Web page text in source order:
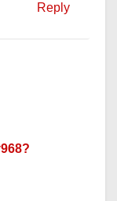
Reply